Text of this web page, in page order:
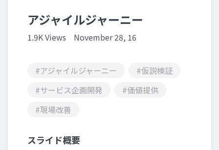
アジャイルジャーニー
1.9K Views November 28, 16
#アジャイルジャーニー
#仮説検証
#サービス企画開発
#価値提供
#現場改善
スライド概要